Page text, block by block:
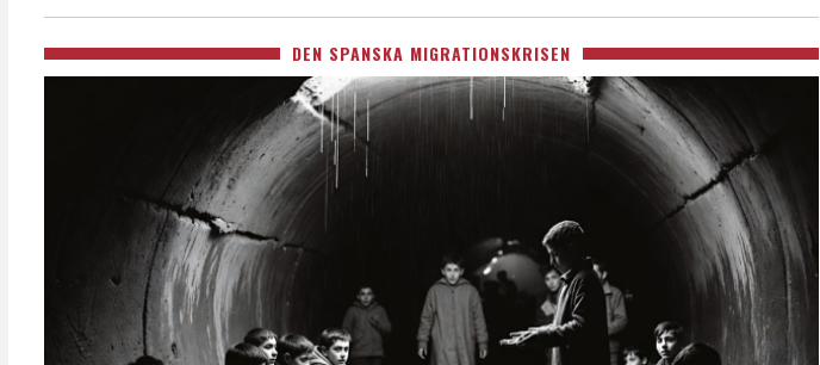
DEN SPANSKA MIGRATIONSKRISEN